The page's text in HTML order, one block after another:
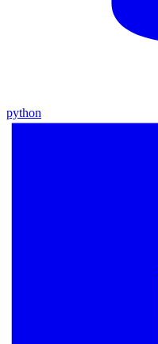
python